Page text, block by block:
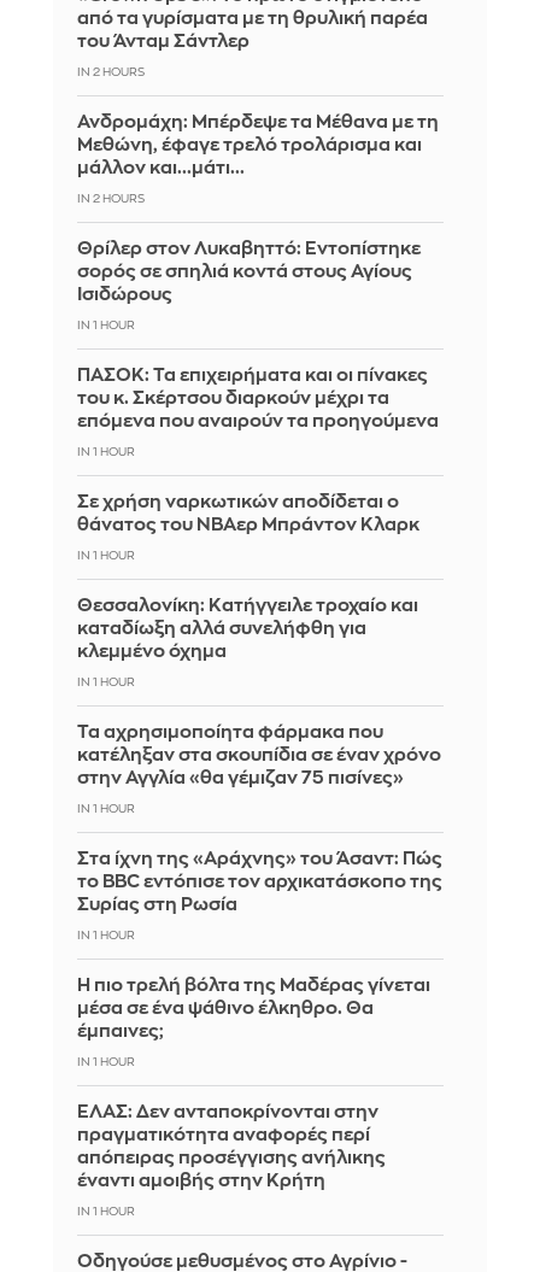
από τα γυρίσματα με τη θρυλική παρέα
του Άνταμ Σάντλερ
IN 2 HOURS
Ανδρομάχη: Μπέρδεψε τα Μέθανα με τη
Μεθώνη, έφαγε τρελό τρολάρισμα και
μάλλον και...μάτι...
IN 2 HOURS
Θρίλερ στον Λυκαβηττό: Εντοπίστηκε
σορός σε σπηλιά κοντά στους Αγίους
Ισιδώρους
IN 1 HOUR
ΠΑΣΟΚ: Τα επιχειρήματα και οι πίνακες
του κ. Σκέρτσου διαρκούν μέχρι τα
επόμενα που αναιρούν τα προηγούμενα
IN 1 HOUR
Σε χρήση ναρκωτικών αποδίδεται ο
θάνατος του ΝΒΑερ Μπράντον Κλαρκ
IN 1 HOUR
Θεσσαλονίκη: Κατήγγειλε τροχαίο και
καταδίωξη αλλά συνελήφθη για
κλεμμένο όχημα
IN 1 HOUR
Τα αχρησιμοποίητα φάρμακα που
κατέληξαν στα σκουπίδια σε έναν χρόνο
στην Αγγλία «θα γέμιζαν 75 πισίνες»
IN 1 HOUR
Στα ίχνη της «Αράχνης» του Άσαντ: Πώς
το BBC εντόπισε τον αρχικατάσκοπο της
Συρίας στη Ρωσία
IN 1 HOUR
Η πιο τρελή βόλτα της Μαδέρας γίνεται
μέσα σε ένα ψάθινο έλκηθρο. Θα
έμπαινες;
IN 1 HOUR
ΕΛΑΣ: Δεν ανταποκρίνονται στην
πραγματικότητα αναφορές περί
απόπειρας προσέγγισης ανήλικης
έναντι αμοιβής στην Κρήτη
IN 1 HOUR
Οδηγούσε μεθυσμένος στο Αγρίνιο -